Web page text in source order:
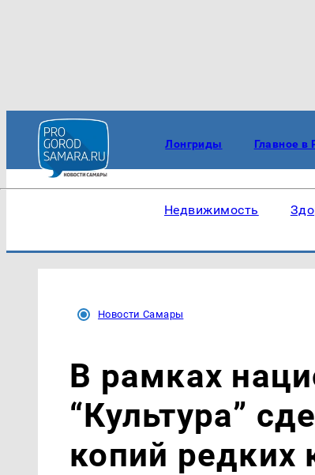
Лонгриды Главное в
Недвижимость
Новости Самары
В рамках
“Культура”
копий редких